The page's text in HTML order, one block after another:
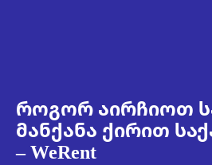
როგორ აირჩიოთ
მანქანა ქირით
– WeRent